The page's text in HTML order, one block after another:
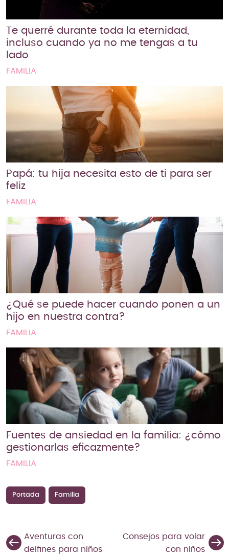
Te querré durante toda la eternidad,
incluso cuando ya no me tengas a tu
lado
FAMILIA
Papá: tu hija necesita esto de ti para ser
feliz
FAMILIA
¿Qué se puede hacer cuando ponen a un
hijo en nuestra contra?
FAMILIA
Fuentes de ansiedad en la familia: ¿cómo
gestionarlas eficazmente?
FAMILIA
Portada Familia
Aventuras con
delfines para niños
Consejos para volar
con niños